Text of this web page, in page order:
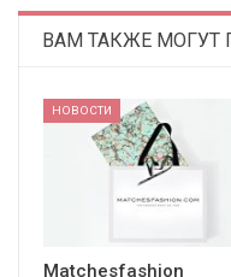
ВАМ ТАКЖЕ МОГУТ
НОВОСТИ
Matchesfashion